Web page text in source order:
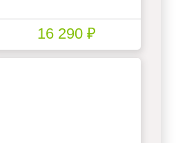
16 290 ₽